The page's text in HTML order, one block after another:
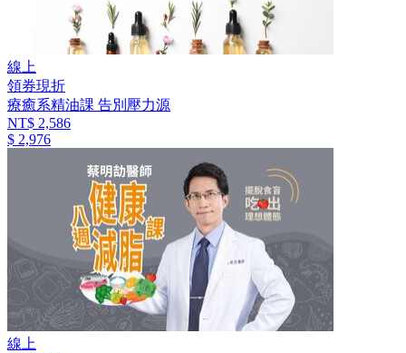
線上
領券現折
療癒系精油課 告別壓力源
NT$ 2,586
$ 2,976
線上